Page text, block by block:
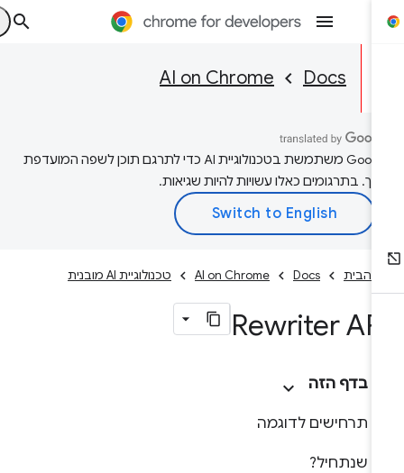
Docs
AI on Chrome
‫Google משתמשת בטכנולוגיית AI כדי לתרגם תוכן לשפה המועדפת
בתרגומים כאלו עשויות להיות שגיאות.
הבית Docs
AI on Chrome טכנולוגיית AI מובנית
Rewriter
בדף הזה
תרחישים לדוגמה
שנתחיל?